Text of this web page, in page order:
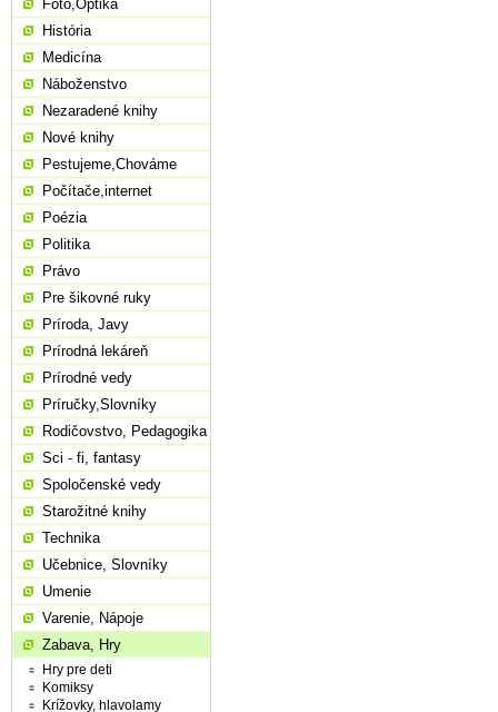
Foto,Optika
História
Medicína
Náboženstvo
Nezaradené knihy
Nové knihy
Pestujeme,Chováme
Počítače,internet
Poézia
Politika
Právo
Pre šikovné ruky
Príroda, Javy
Prírodná lekáreň
Prírodné vedy
Príručky,Slovníky
Rodičovstvo, Pedagogika
Sci - fi, fantasy
Spoločenské vedy
Starožitné knihy
Technika
Učebnice, Slovníky
Umenie
Varenie, Nápoje
Zabava, Hry
Hry pre deti
Komiksy
Krížovky, hlavolamy